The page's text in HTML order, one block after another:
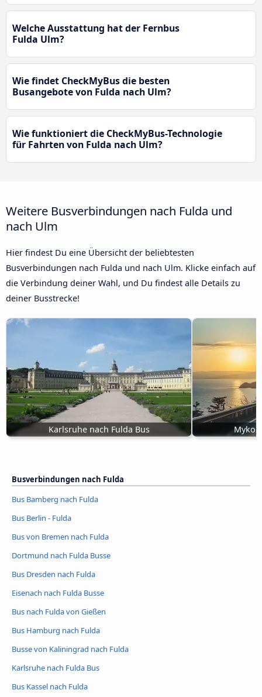
Welche Ausstattung hat der Fernbus
Fulda Ulm?
Wie findet CheckMyBus die besten
Busangebote von Fulda nach Ulm?
Wie funktioniert die CheckMyBus-Technologie
für Fahrten von Fulda nach Ulm?
Weitere Busverbindungen nach Fulda und
nach Ulm
Hier findest Du eine Übersicht der beliebtesten
Busverbindungen nach Fulda und nach Ulm. Klicke einfach auf
die Verbindung deiner Wahl, und Du findest alle Details zu
deiner Busstrecke!
Karlsruhe nach Fulda Bus
Busverbindungen nach Fulda
Bus Bamberg nach Fulda
Bus Berlin - Fulda
Bus von Bremen nach Fulda
Dortmund nach Fulda Busse
Bus Dresden nach Fulda
Eisenach nach Fulda Busse
Bus nach Fulda von Gießen
Bus Hamburg nach Fulda
Busse von Kaliningrad nach Fulda
Karlsruhe nach Fulda Bus
Bus Kassel nach Fulda